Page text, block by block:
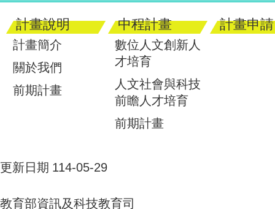
計畫說明
計畫簡介
關於我們
前期計畫
中程計畫
數位人文創新人
才培育
人文社會與科技
前瞻人才培育
前期計畫
計畫申請
更新日期 114-05-29
教育部資訊及科技教育司